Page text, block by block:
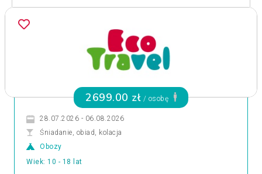
2699.00 zł / osobę
28.07.2026 - 06.08.2026
Śniadanie, obiad, kolacja
Obozy
Wiek: 10 - 18 lat